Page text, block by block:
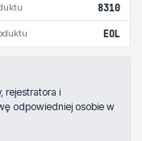
8310
EOL
rejestratora i
odpowiedniej osobie w